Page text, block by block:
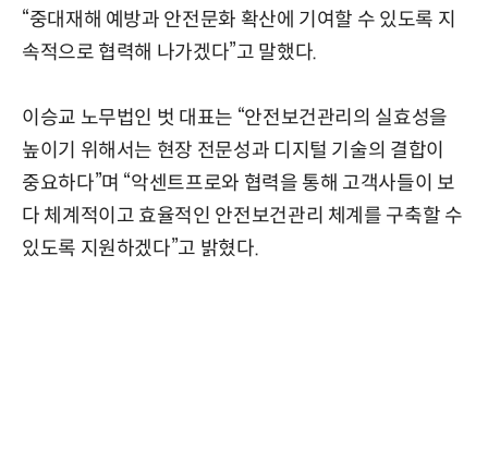
“중대재해 예방과 안전문화 확산에 기여할 수 있도록 지
속적으로 협력해 나가겠다”고 말했다.
이승교 노무법인 벗 대표는 “안전보건관리의 실효성을
높이기 위해서는 현장 전문성과 디지털 기술의 결합이
중요하다”며 “악센트프로와 협력을 통해 고객사들이 보
다 체계적이고 효율적인 안전보건관리 체계를 구축할 수
있도록 지원하겠다”고 밝혔다.